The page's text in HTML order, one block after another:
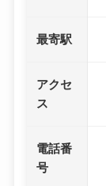
最寄駅
アクセ
ス
電話番
号